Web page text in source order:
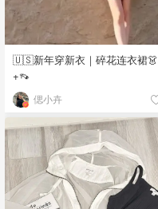
🇺🇸新年穿新衣｜碎花连衣裙👗
+👡
偲小卉